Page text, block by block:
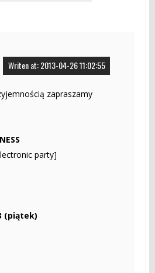
Writen at: 2013-04-26 11:02:55
zapraszamy
party]
(piątek)